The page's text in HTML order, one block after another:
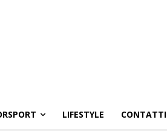
LIFESTYLE CONTATTI